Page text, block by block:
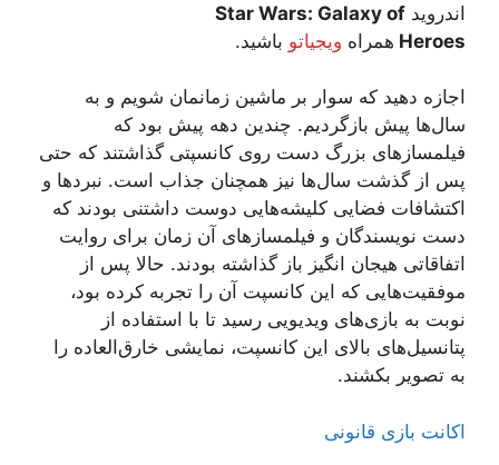
اندروید Star Wars: Galaxy of
Heroes همراه ویجیاتو باشید.
اجازه دهید که سوار بر ماشین زمانمان شویم و به
سال‌ها پیش بازگردیم. چندین دهه پیش بود که
فیلمساز‌های بزرگ دست روی کانسپتی گذاشتند که حتی
پس از گذشت سال‌ها نیز همچنان جذاب است. نبردها و
اکتشافات فضایی کلیشه‌‌هایی دوست داشتنی بودند که
دست نویسندگان و فیلمسازهای آن زمان برای روایت
اتفاقاتی هیجان انگیز باز گذاشته بودند. حالا پس از
موفقیت‌هایی که این کانسپت آن را تجربه کرده بود،
نوبت به بازی‌های ویدیویی رسید تا با استفاده از
پتانسیل‌های بالای این کانسپت، نمایشی خارق‌العاده را
به تصویر بکشند.
اکانت بازی قانونی